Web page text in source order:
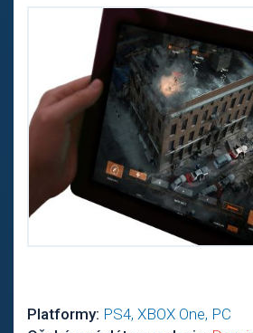
Platformy: PS4, XBOX One, PC